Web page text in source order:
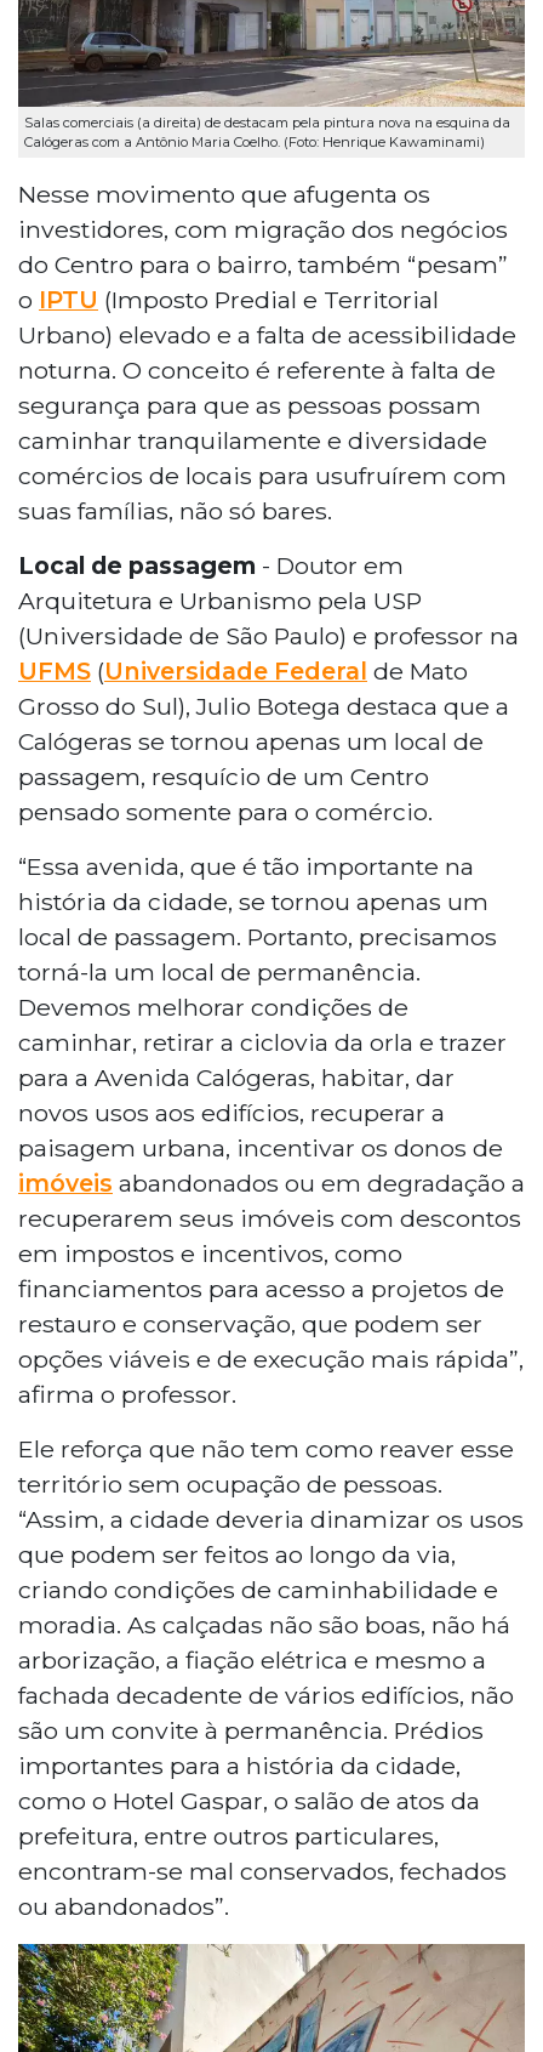
Salas comerciais (a direita) de destacam pela pintura nova na esquina da
Calógeras com a Antônio Maria Coelho. (Foto: Henrique Kawaminami)
Nesse movimento que afugenta os
investidores, com migração dos negócios
do Centro para o bairro, também “pesam”
o IPTU (Imposto Predial e Territorial
Urbano) elevado e a falta de acessibilidade
noturna. O conceito é referente à falta de
segurança para que as pessoas possam
caminhar tranquilamente e diversidade
comércios de locais para usufruírem com
suas famílias, não só bares.
Local de passagem - Doutor em
Arquitetura e Urbanismo pela USP
(Universidade de São Paulo) e professor na
UFMS (Universidade Federal de Mato
Grosso do Sul), Julio Botega destaca que a
Calógeras se tornou apenas um local de
passagem, resquício de um Centro
pensado somente para o comércio.
“Essa avenida, que é tão importante na
história da cidade, se tornou apenas um
local de passagem. Portanto, precisamos
torná-la um local de permanência.
Devemos melhorar condições de
caminhar, retirar a ciclovia da orla e trazer
para a Avenida Calógeras, habitar, dar
novos usos aos edifícios, recuperar a
paisagem urbana, incentivar os donos de
imóveis abandonados ou em degradação a
recuperarem seus imóveis com descontos
em impostos e incentivos, como
financiamentos para acesso a projetos de
restauro e conservação, que podem ser
opções viáveis e de execução mais rápida”,
afirma o professor.
Ele reforça que não tem como reaver esse
território sem ocupação de pessoas.
“Assim, a cidade deveria dinamizar os usos
que podem ser feitos ao longo da via,
criando condições de caminhabilidade e
moradia. As calçadas não são boas, não há
arborização, a fiação elétrica e mesmo a
fachada decadente de vários edifícios, não
são um convite à permanência. Prédios
importantes para a história da cidade,
como o Hotel Gaspar, o salão de atos da
prefeitura, entre outros particulares,
encontram-se mal conservados, fechados
ou abandonados”.